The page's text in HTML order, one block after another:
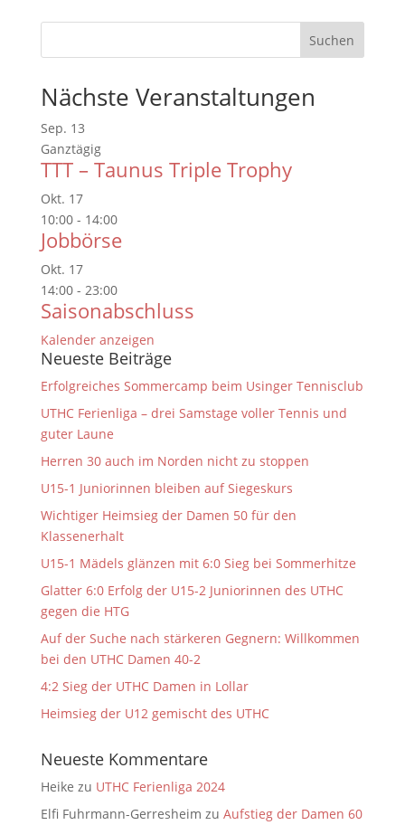
Nächste Veranstaltungen
Sep. 13
Ganztägig
TTT – Taunus Triple Trophy
Okt. 17
10:00- 14:00
Jobbörse
Okt. 17
14:00- 23:00
Saisonabschluss
Kalender anzeigen
Neueste Beiträge
Erfolgreiches Sommercamp beim Usinger Tennisclub
UTHC Ferienliga – drei Samstage voller Tennis und
guter Laune
Herren 30 auch im Norden nicht zu stoppen
U15-1 Juniorinnen bleiben auf Siegeskurs
Wichtiger Heimsieg der Damen 50 für den
Klassenerhalt
U15-1 Mädels glänzen mit 6:0 Sieg bei Sommerhitze
Glatter 6:0 Erfolg der U15-2 Juniorinnen des UTHC
gegen die HTG
Auf der Suche nach stärkeren Gegnern: Willkommen
bei den UTHC Damen 40-2
4:2 Sieg der UTHC Damen in Lollar
Heimsieg der U12 gemischt des UTHC
Neueste Kommentare
Heike zu UTHC Ferienliga 2024
Elfi Fuhrmann-Gerresheim zu Aufstieg der Damen 60